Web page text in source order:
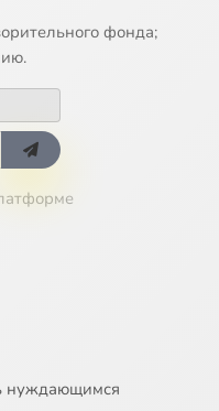
фонда;
нуждающимся